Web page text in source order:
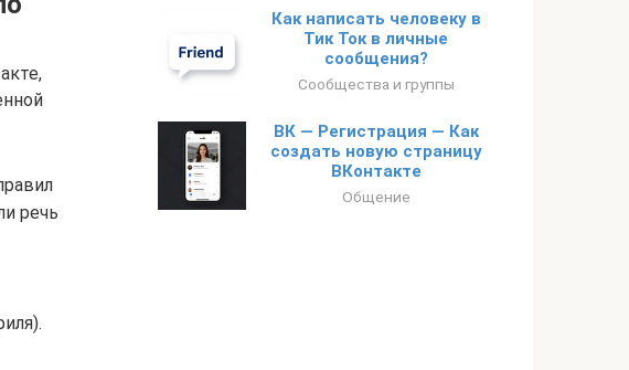
речь
Как написать человеку в
Тик Ток в личные
сообщения?
Сообщества и группы
ВК — Регистрация — Как
создать новую страницу
ВКонтакте
Общение